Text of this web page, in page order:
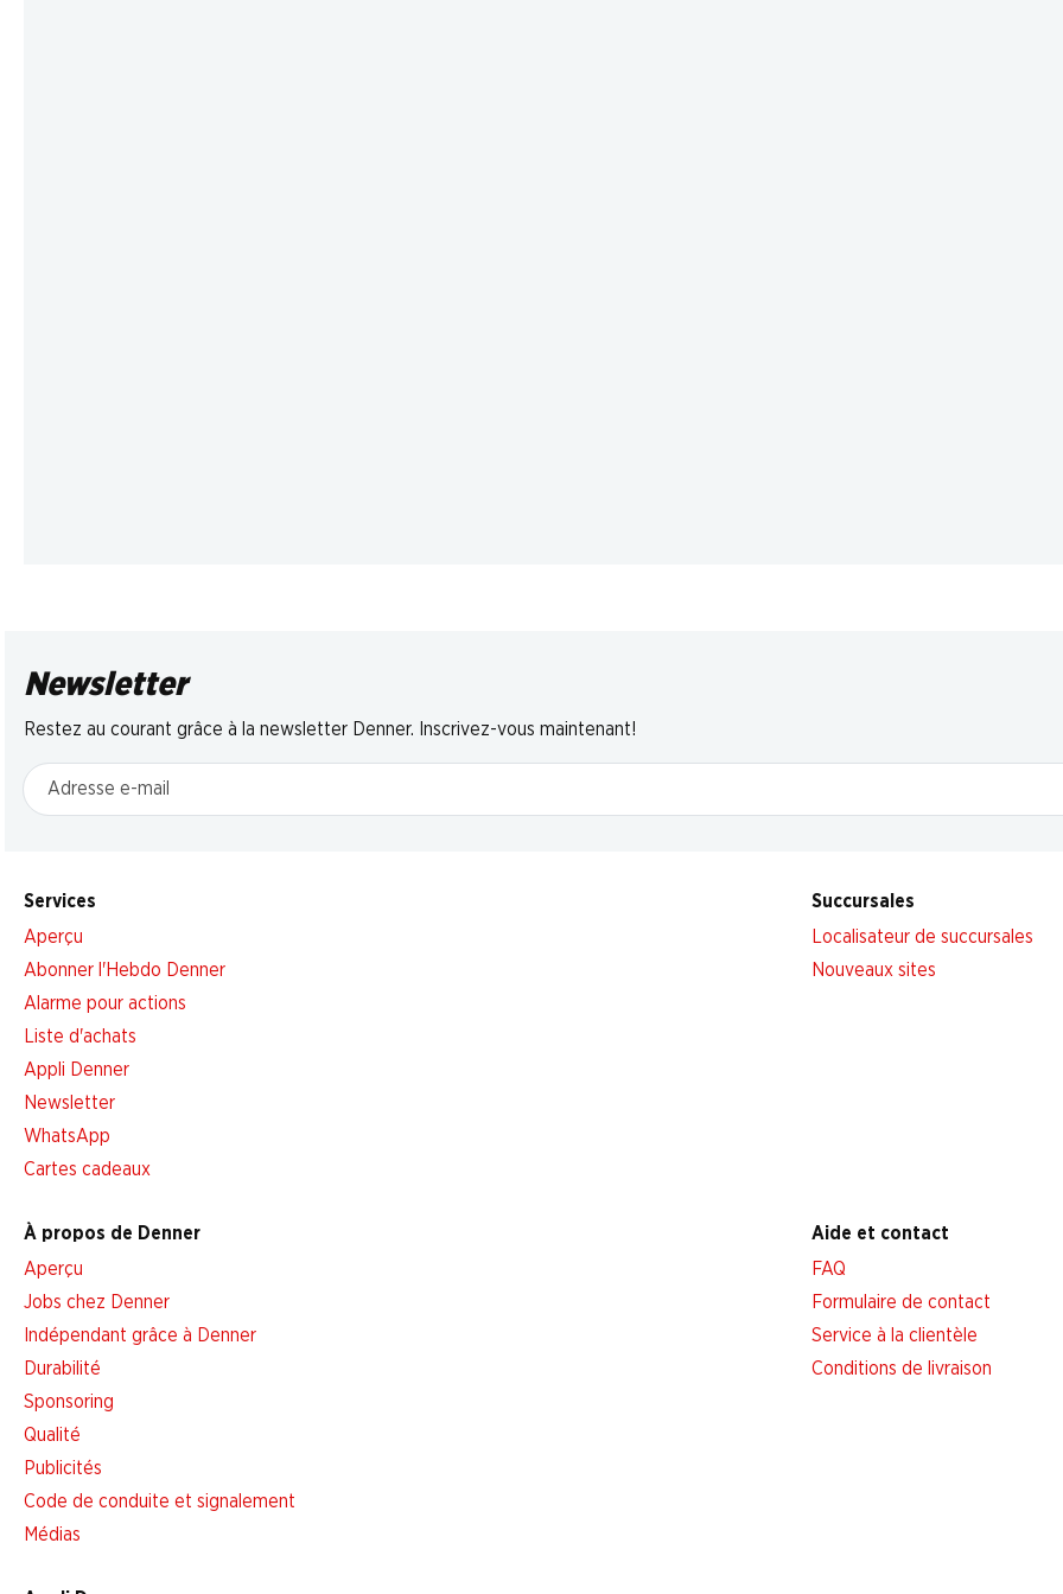
Newsletter
Restez au courant grâce à la newsletter Denner. Inscrivez-vous maintenant!
Adresse e-mail
Services
Aperçu
Abonner l'Hebdo Denner
Alarme pour actions
Liste d'achats
Appli Denner
Newsletter
WhatsApp
Cartes cadeaux
Succursales
Localisateur de succursales
Nouveaux sites
À propos de Denner
Aperçu
Jobs chez Denner
Indépendant grâce à Denner
Durabilité
Sponsoring
Qualité
Publicités
Code de conduite et signalement
Médias
Aide et contact
FAQ
Formulaire de contact
Service à la clientèle
Conditions de livraison